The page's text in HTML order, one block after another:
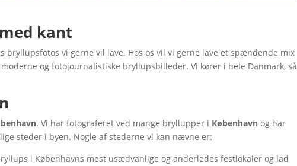
kant
bryllupsfotos vi gerne vil lave. Hos os vil vi gerne lave et spændende mix
og fotojournalistiske bryllupsbilleder. Vi kører i hele Danmark, så
. Vi har fotograferet ved mange bryllupper i København og har
steder i byen. Nogle af stederne vi kan nævne er:
i Københavns mest usædvanlige og anderledes festlokaler og lad